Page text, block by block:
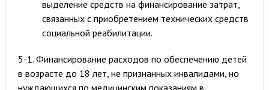
выделение средств на финансирование затрат,
связанных с приобретением технических средств
социальной реабилитации.
5-1. Финансирование расходов по обеспечению детей
в возрасте до 18 лет, не признанных инвалидами, но